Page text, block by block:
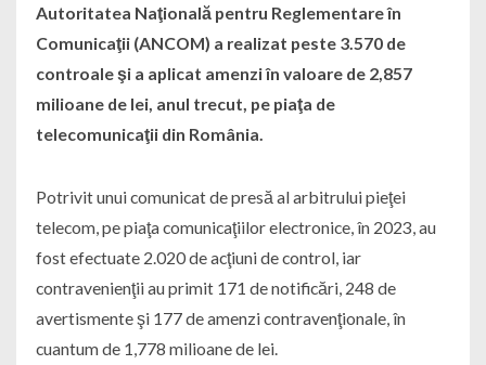
Autoritatea Naţională pentru Reglementare în
Comunicaţii (ANCOM) a realizat peste 3.570 de
controale şi a aplicat amenzi în valoare de 2,857
milioane de lei, anul trecut, pe piaţa de
telecomunicaţii din România.
Potrivit unui comunicat de presă al arbitrului pieţei
telecom, pe piaţa comunicaţiilor electronice, în 2023, au
fost efectuate 2.020 de acţiuni de control, iar
contravenienţii au primit 171 de notificări, 248 de
avertismente şi 177 de amenzi contravenţionale, în
cuantum de 1,778 milioane de lei.